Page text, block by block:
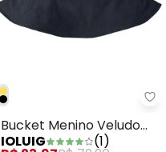
Bucket Menino Veludo
Bucket Menino Veludo
Cotelê Preto
IOLUIG (1)